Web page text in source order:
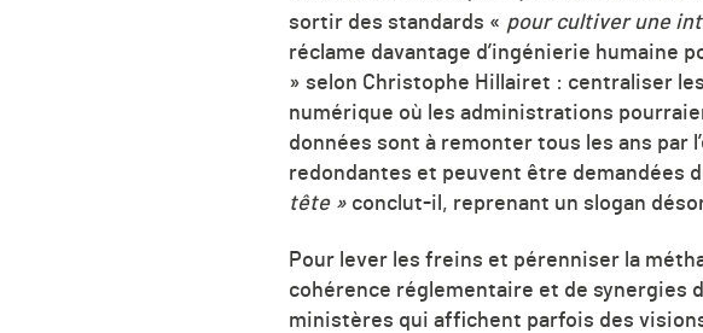
sortir des standards « pour cultiver une
réclame davantage d’ingénierie humaine
» selon Christophe Hillairet : centraliser
numérique où les administrations
données sont à remonter tous les ans
redondantes et peuvent être demandées
tête » conclut-il, reprenant un slogan
Pour lever les freins et pérenniser la
cohérence réglementaire et de synergies
ministères qui affichent parfois des